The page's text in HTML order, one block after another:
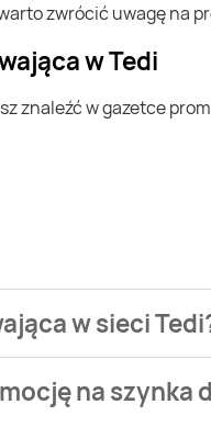
zwrócić uwagę na
w Tedi
w sieci
na szynka